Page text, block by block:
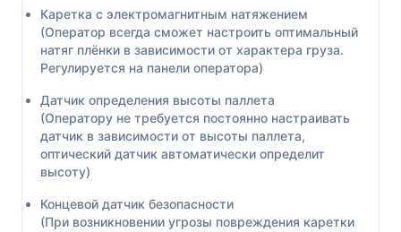
Каретка с электромагнитным натяжением
(Оператор всегда сможет настроить оптимальный
натяг плёнки в зависимости от характера груза.
Регулируется на панели оператора)
Датчик определения высоты паллета
(Оператору не требуется постоянно настраивать
датчик в зависимости от высоты паллета,
оптический датчик автоматически определит
высоту)
Концевой датчик безопасности
(При возникновении угрозы повреждения каретки